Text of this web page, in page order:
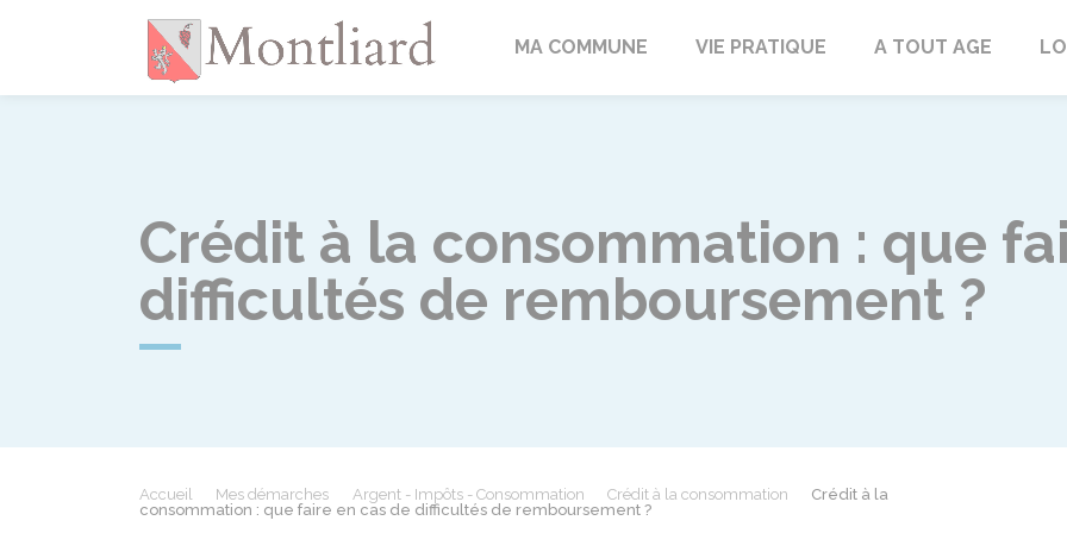
MontliardMA COMMUNE VIE PRATIQUE A TOUT AGE
Crédit à la consommation : que
difficultés de remboursement ?
Accueil Mes démarches Argent - Impôts - Consommation Crédit à la consommation
Crédit à la
consommation : que faire en cas de difficultés de remboursement ?